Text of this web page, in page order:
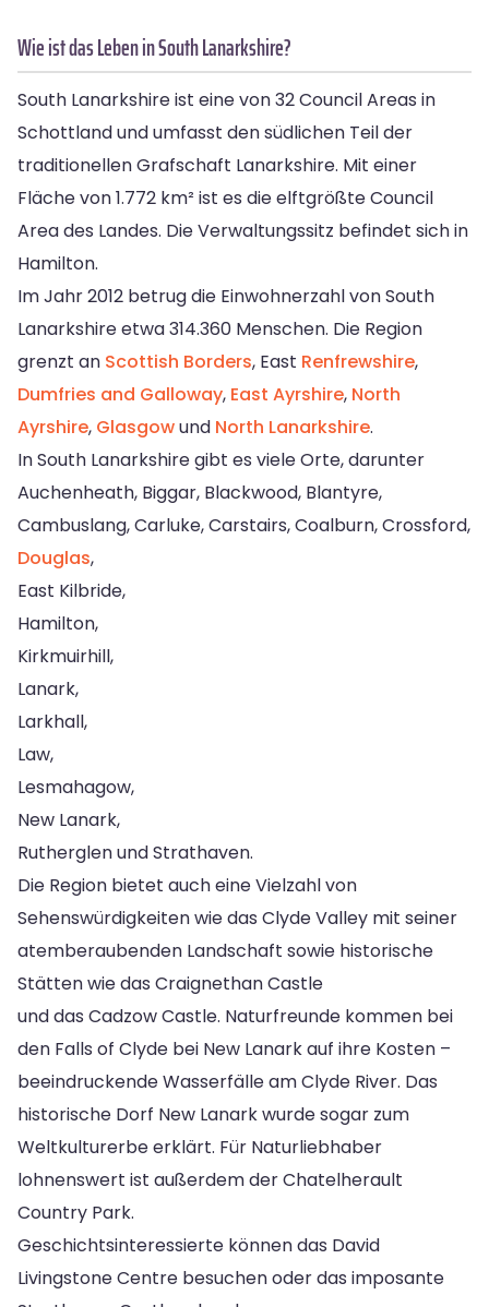
Wie ist das Leben in South Lanarkshire?
South Lanarkshire ist eine von 32 Council Areas in
Schottland und umfasst den südlichen Teil der
traditionellen Grafschaft Lanarkshire. Mit einer
Fläche von 1.772 km² ist es die elftgrößte Council
Area des Landes. Die Verwaltungssitz befindet sich in
Hamilton.
Im Jahr 2012 betrug die Einwohnerzahl von South
Lanarkshire etwa 314.360 Menschen. Die Region
grenzt an Scottish Borders, East Renfrewshire,
Dumfries and Galloway, East Ayrshire, North
Ayrshire, Glasgowund North Lanarkshire.
In South Lanarkshire gibt es viele Orte, darunter
Auchenheath, Biggar, Blackwood, Blantyre,
Cambuslang, Carluke, Carstairs, Coalburn, Crossford,
Douglas,
East Kilbride,
Hamilton,
Kirkmuirhill,
Lanark,
Larkhall,
Law,
Lesmahagow,
New Lanark,
Rutherglen und Strathaven.
Die Region bietet auch eine Vielzahl von
Sehenswürdigkeiten wie das Clyde Valley mit seiner
atemberaubenden Landschaft sowie historische
Stätten wie das Craignethan Castle
und das Cadzow Castle. Naturfreunde kommen bei
den Falls of Clyde bei New Lanark auf ihre Kosten –
beeindruckende Wasserfälle am Clyde River. Das
historische Dorf New Lanark wurde sogar zum
Weltkulturerbe erklärt. Für Naturliebhaber
lohnenswert ist außerdem der Chatelherault
Country Park.
Geschichtsinteressierte können das David
Livingstone Centre besuchen oder das imposante